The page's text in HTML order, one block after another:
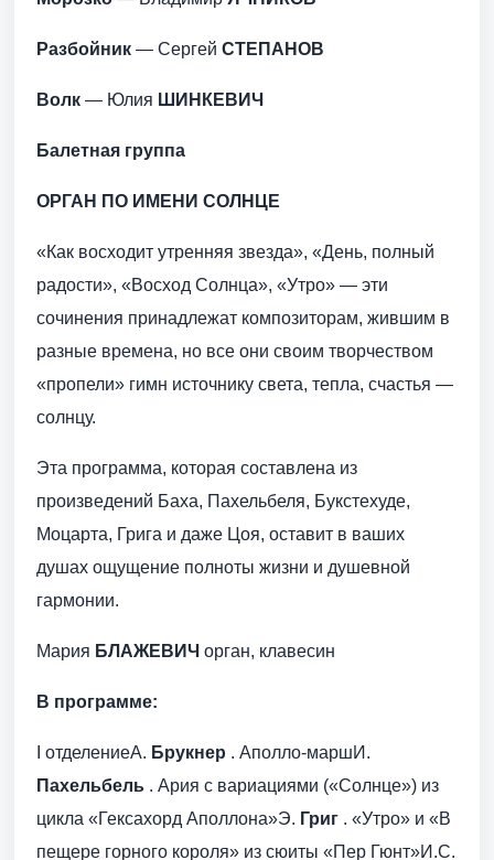
Разбойник — Сергей СТЕПАНОВ
Волк — Юлия ШИНКЕВИЧ
Балетная группа
ОРГАН ПО ИМЕНИ СОЛНЦЕ
«Как восходит утренняя звезда», «День, полный
радости», «Восход Солнца», «Утро» — эти
сочинения принадлежат композиторам, жившим в
разные времена, но все они своим творчеством
«пропели» гимн источнику света, тепла, счастья —
солнцу.
Эта программа, которая составлена из
произведений Баха, Пахельбеля, Букстехуде,
Моцарта, Грига и даже Цоя, оставит в ваших
душах ощущение полноты жизни и душевной
гармонии.
Мария БЛАЖЕВИЧ орган, клавесин
В программе:
I отделениеА. Брукнер . Аполло-маршИ.
Пахельбель . Ария с вариациями («Солнце») из
цикла «Гексахорд Аполлона»Э. Григ . «Утро» и «В
пещере горного короля» из сюиты «Пер Гюнт»И.С.